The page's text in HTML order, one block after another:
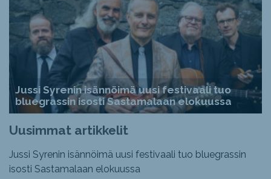
Jussi Syrenin isännöimä uusi festivaali tuo
bluegrassin isosti Sastamalaan elokuussa
Uusimmat artikkelit
Jussi Syrenin isännöimä uusi festivaali tuo bluegrassin
isosti Sastamalaan elokuussa